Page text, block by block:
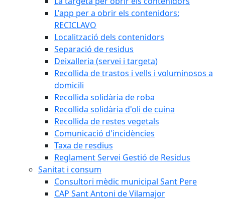
L'app per a obrir els contenidors:
RECICLAVO
Localització dels contenidors
Separació de residus
Deixalleria (servei i targeta)
Recollida de trastos i vells i voluminosos a
domicili
Recollida solidària de roba
Recollida solidària d'oli de cuina
Recollida de restes vegetals
Comunicació d'incidències
Taxa de resdius
Reglament Servei Gestió de Residus
Sanitat i consum
Consultori mèdic municipal Sant Pere
CAP Sant Antoni de Vilamajor